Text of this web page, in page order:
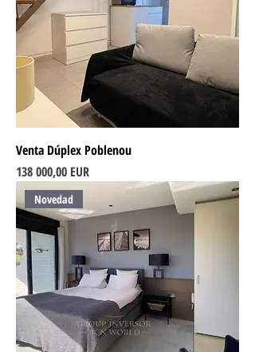
Venta Dúplex Poblenou
Ціна
138 000,00 EUR
Novedad